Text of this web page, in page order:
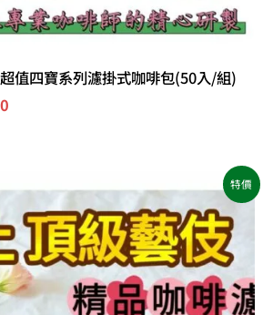
超值四寶系列濾掛式咖啡包(50入/組)
特價
。
價
格：
NT$780。